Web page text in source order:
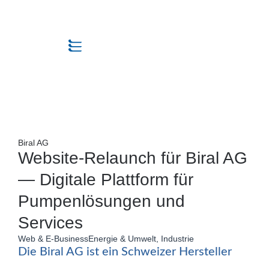
Biral AG
Website-Relaunch für Biral AG
— Digitale Plattform für
Pumpenlösungen und
Services
Web & E-BusinessEnergie & Umwelt Industrie
Die Biral AG ist ein Schweizer Hersteller